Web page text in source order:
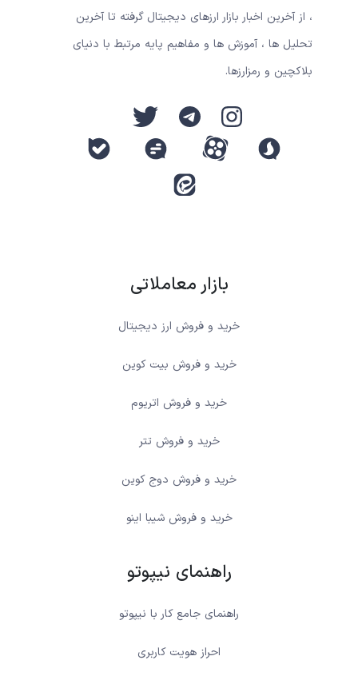
، از آخرین اخبار بازار ارزهای دیجیتال گرفته تا آخرین
تحلیل ها ، آموزش ها و مفاهیم پایه مرتبط با دنیای
بلاکچین و رمزارزها.
بازار معاملاتی
خرید و فروش ارز دیجیتال
خرید و فروش بیت کوین
خرید و فروش اتریوم
خرید و فروش تتر
خرید و فروش دوج کوین
خرید و فروش شیبا اینو
راهنمای نیپوتو
راهنمای جامع کار با نیپوتو
احراز هویت کاربری